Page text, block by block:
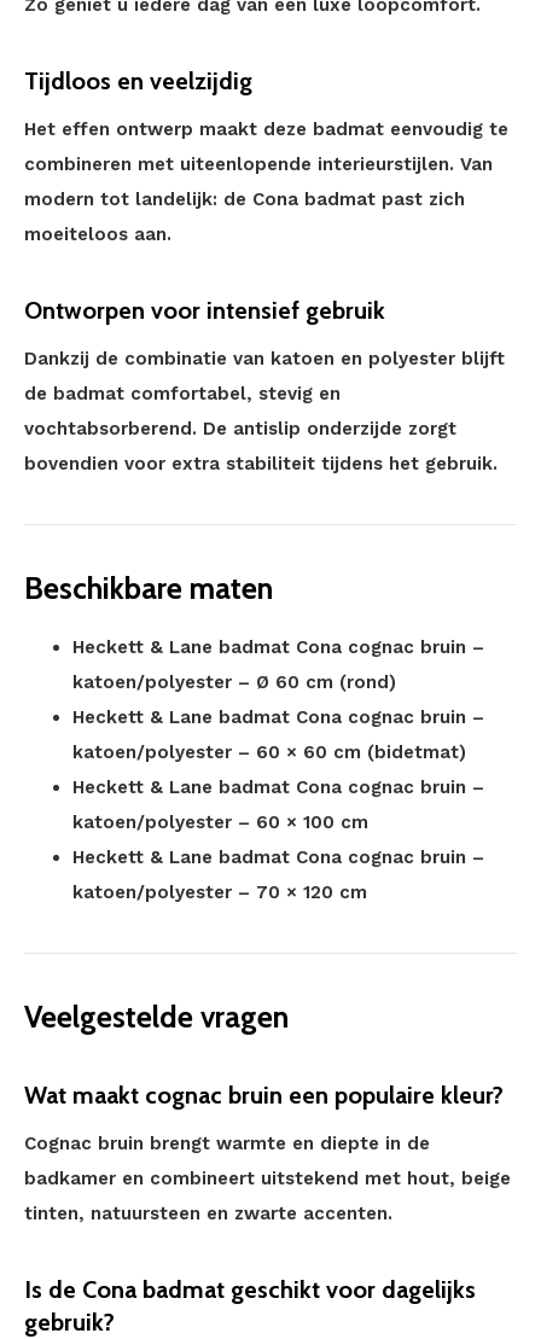
Zo geniet u iedere dag van een luxe loopcomfort.
Tijdloos en veelzijdig
Het effen ontwerp maakt deze badmat eenvoudig te
combineren met uiteenlopende interieurstijlen. Van
modern tot landelijk: de Cona badmat past zich
moeiteloos aan.
Ontworpen voor intensief gebruik
Dankzij de combinatie van katoen en polyester blijft
de badmat comfortabel, stevig en
vochtabsorberend. De antislip onderzijde zorgt
bovendien voor extra stabiliteit tijdens het gebruik.
Beschikbare maten
Heckett & Lane badmat Cona cognac bruin –
katoen/polyester – Ø 60 cm (rond)
Heckett & Lane badmat Cona cognac bruin –
katoen/polyester – 60 × 60 cm (bidetmat)
Heckett & Lane badmat Cona cognac bruin –
katoen/polyester – 60 × 100 cm
Heckett & Lane badmat Cona cognac bruin –
katoen/polyester – 70 × 120 cm
Veelgestelde vragen
Wat maakt cognac bruin een populaire kleur?
Cognac bruin brengt warmte en diepte in de
badkamer en combineert uitstekend met hout, beige
tinten, natuursteen en zwarte accenten.
Is de Cona badmat geschikt voor dagelijks
gebruik?